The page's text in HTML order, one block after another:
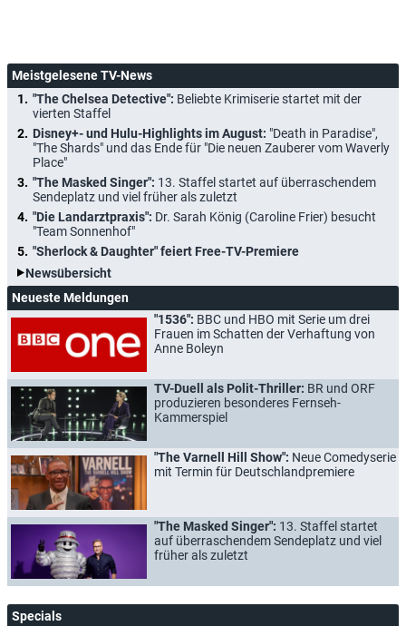
Meistgelesene TV-News
"The Chelsea Detective": Beliebte Krimiserie startet mit der
vierten Staffel
Disney+- und Hulu-Highlights im August: "Death in Paradise",
"The Shards" und das Ende für "Die neuen Zauberer vom Waverly
Place"
"The Masked Singer": 13. Staffel startet auf überraschendem
Sendeplatz und viel früher als zuletzt
"Die Landarztpraxis": Dr. Sarah König (Caroline Frier) besucht
"Team Sonnenhof"
"Sherlock & Daughter" feiert Free-TV-Premiere
Newsübersicht
Neueste Meldungen
"1536": BBC und HBO mit Serie um drei
Frauen im Schatten der Verhaftung von
Anne Boleyn
TV-Duell als Polit-Thriller: BR und ORF
produzieren besonderes Fernseh-
Kammerspiel
"The Varnell Hill Show": Neue Comedyserie
mit Termin für Deutschlandpremiere
"The Masked Singer": 13. Staffel startet
auf überraschendem Sendeplatz und viel
früher als zuletzt
Specials